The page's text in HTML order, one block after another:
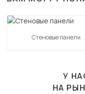
Стеновые панели
У
НА